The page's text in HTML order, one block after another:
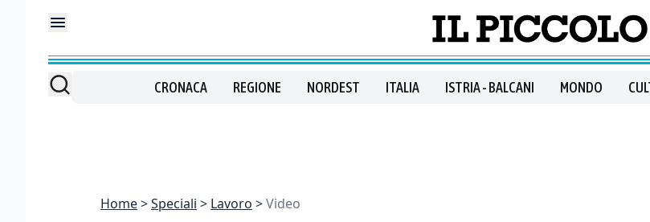
CRONACA REGIONE NORDEST ITALIA ISTRIA - BALCANI MONDO
Home Speciali Lavoro Video